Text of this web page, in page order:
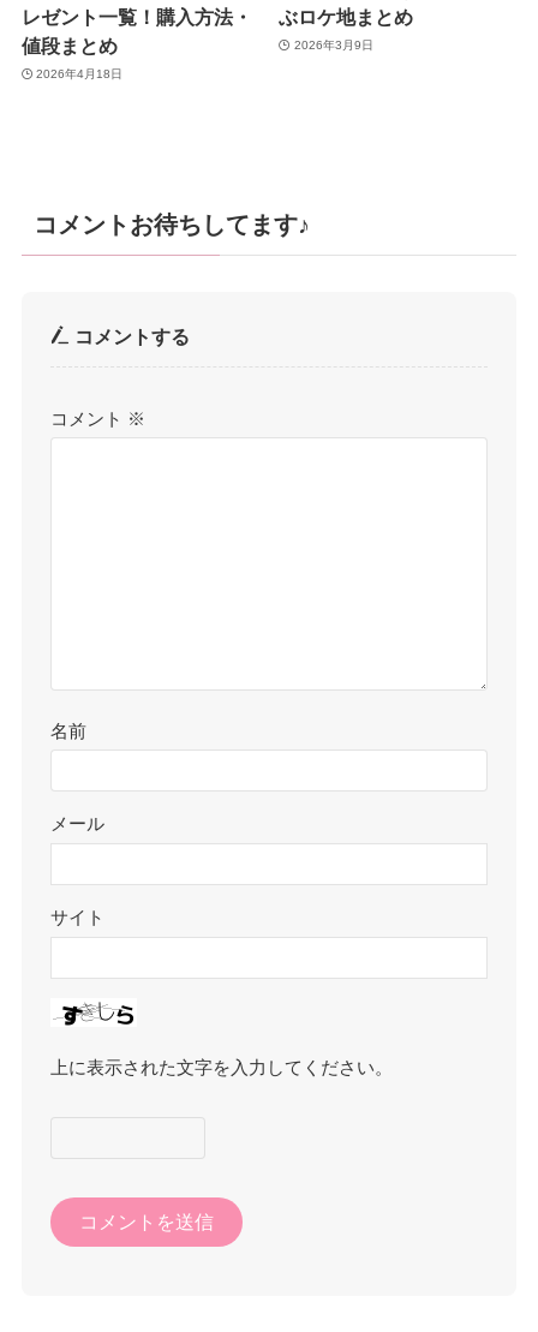
レゼント一覧！購入方法・
値段まとめ
2026年4月18日
ぶロケ地まとめ
2026年3月9日
コメントお待ちしてます♪
コメントする
コメント ※
名前
メール
サイト
上に表示された文字を入力してください。